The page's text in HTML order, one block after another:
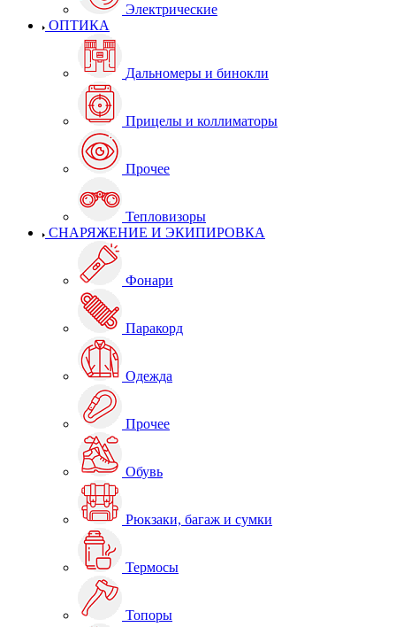
Электрические
ОПТИКА
Дальномеры и бинокли
Прицелы и коллиматоры
Прочее
Тепловизоры
СНАРЯЖЕНИЕ И ЭКИПИРОВКА
Фонари
Паракорд
Одежда
Прочее
Обувь
Рюкзаки, багаж и сумки
Термосы
Топоры